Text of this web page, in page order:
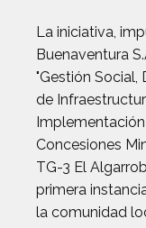
La iniciativa,
Buenaventura
"Gestión Social,
de
Concesiones
TG-3 El
primera
la comunidad